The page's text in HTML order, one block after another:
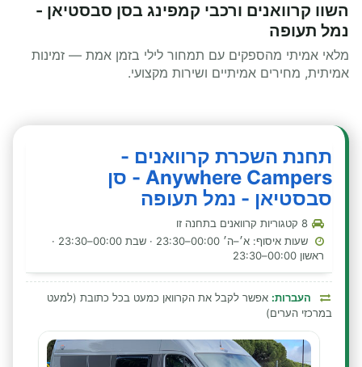
השוו קרוואנים ורכבי קמפינג בסן סבסטיאן -
נמל תעופה
מלאי אמיתי מהספקים עם תמחור לילי בזמן אמת — זמינות
אמיתית, מחירים אמיתיים ושירות מקצועי.
תחנת השכרת קרוואנים -
Anywhere Campers - סן
סבסטיאן - נמל תעופה
שעות איסוף: א׳–ה׳ 00:00–23:30 · שבת 00:00–23:30 ·
ראשון 00:00–23:30
העברות: אפשר לקבל את הקרוואן כמעט בכל כתובת (למעט
במרכזי הערים)